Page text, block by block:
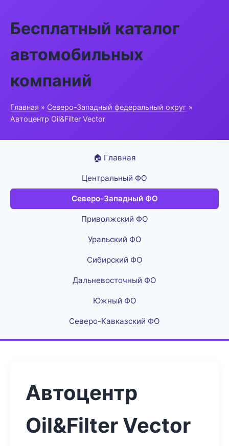
Бесплатный каталог
автомобильных
компаний
Главная » Северо-Западный федеральный округ »
Автоцентр Oil&Filter Vector
🏠 Главная
Центральный ФО
Северо-Западный ФО
Приволжский ФО
Уральский ФО
Сибирский ФО
Дальневосточный ФО
Южный ФО
Северо-Кавказский ФО
Автоцентр
Oil&Filter Vector